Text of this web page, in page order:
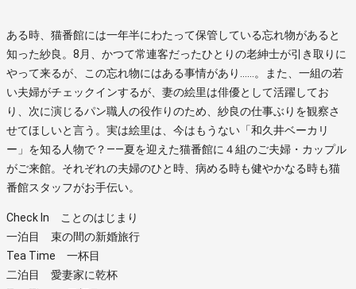
ある時、猫番館には一年半にわたって保管している忘れ物があると
知った紗良。8月、かつて常連客だったひとりの老紳士が引き取りに
やって来るが、この忘れ物にはある事情があり……。また、一組の若
い夫婦がチェックインするが、妻の絵里は俳優として活躍してお
り、次に演じるパン職人の役作りのため、紗良の仕事ぶりを観察さ
せてほしいと言う。実は絵里は、今はもうない「和久井ベーカリ
ー」を知る人物で？――夏を迎えた猫番館に４組のご夫婦・カップル
がご来館。それぞれの夫婦のひと時、病める時も健やかなる時も猫
番館スタッフがお手伝い。
Check In ことのはじまり
一泊目 束の間の新婚旅行
Tea Time 一杯目
二泊目 愛妻家に乾杯